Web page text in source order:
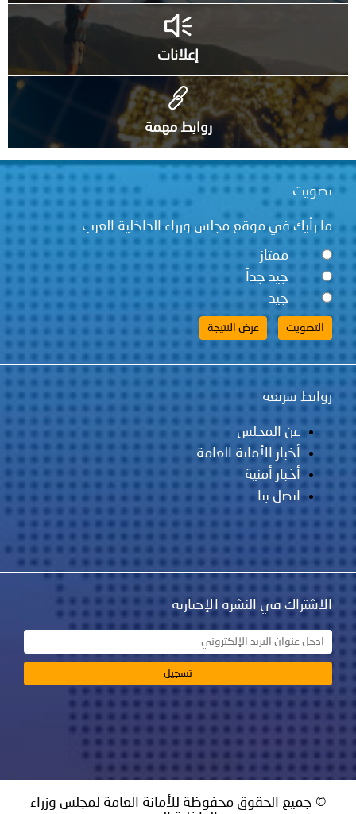
إعلانات
روابط مهمة
تصويت
ما رأيك في موقع مجلس وزراء الداخلية العرب
ممتاز
جيد جداً
جيد
روابط سريعة
عن المجلس
أخبار الأمانة العامة
أخبار أمنية
اتصل بنا
الاشتراك في النشرة الإخبارية
© جميع الحقوق محفوظة للأمانة العامة لمجلس وزراء